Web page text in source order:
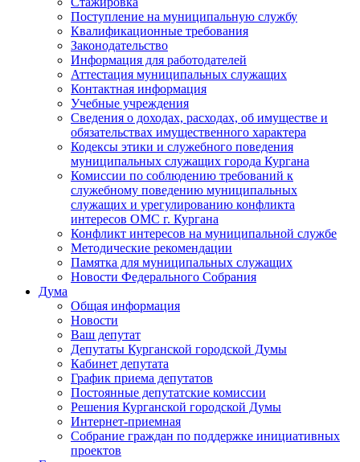
Поступление на муниципальную службу
Квалификационные требования
Законодательство
Информация для работодателей
Аттестация муниципальных служащих
Контактная информация
Учебные учреждения
Сведения о доходах, расходах, об имуществе и
обязательствах имущественного характера
Кодексы этики и служебного поведения
муниципальных служащих города Кургана
Комиссии по соблюдению требований к
служебному поведению муниципальных
служащих и урегулированию конфликта
интересов ОМС г. Кургана
Конфликт интересов на муниципальной службе
Методические рекомендации
Памятка для муниципальных служащих
Новости Федерального Cобрания
Дума
Общая информация
Новости
Ваш депутат
Депутаты Курганской городской Думы
Кабинет депутата
График приема депутатов
Постоянные депутатские комиссии
Решения Курганской городской Думы
Интернет-приемная
Собрание граждан по поддержке инициативных
проектов